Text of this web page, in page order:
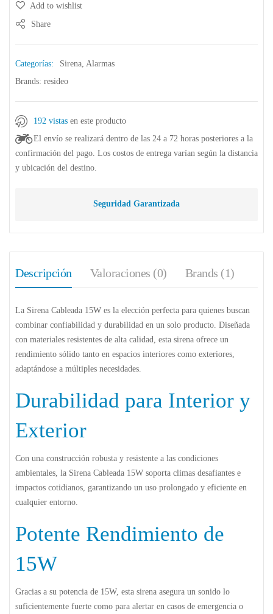
Add to wishlist
Share
Categorías: Sirena Alarmas
Brands: resideo
192 vistas en este producto
El envío se realizará dentro de las 24 a 72 horas posteriores a la
confirmación del pago. Los costos de entrega varían según la distancia
y ubicación del destino.
Seguridad Garantizada
Descripción Valoraciones (0) Brands (1)
La Sirena Cableada 15W es la elección perfecta para quienes buscan
combinar confiabilidad y durabilidad en un solo producto. Diseñada
con materiales resistentes de alta calidad, esta sirena ofrece un
rendimiento sólido tanto en espacios interiores como exteriores,
adaptándose a múltiples necesidades.
Durabilidad para Interior y
Exterior
Con una construcción robusta y resistente a las condiciones
ambientales, la Sirena Cableada 15W soporta climas desafiantes e
impactos cotidianos, garantizando un uso prolongado y eficiente en
cualquier entorno.
Potente Rendimiento de
15W
Gracias a su potencia de 15W, esta sirena asegura un sonido lo
suficientemente fuerte como para alertar en casos de emergencia o